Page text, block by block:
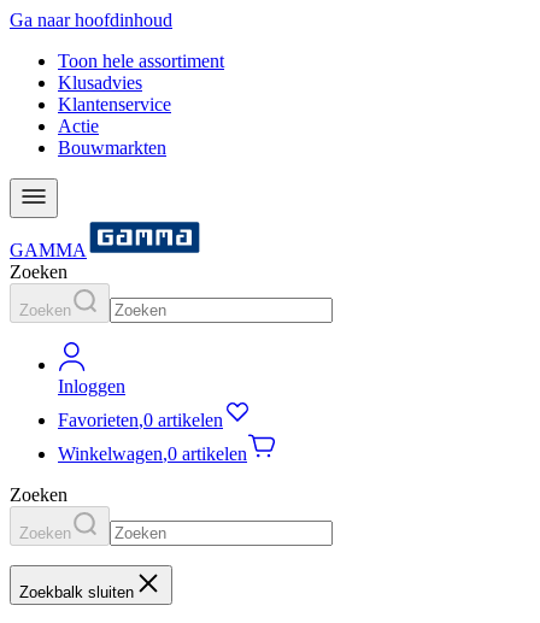
Ga naar hoofdinhoud
Toon hele assortiment
Klusadvies
Klantenservice
Actie
Bouwmarkten
GAMMA
Zoeken
Zoeken
Inloggen
Favorieten,0 artikelen
Winkelwagen,0 artikelen
Zoeken
Zoeken
Zoekbalk sluiten